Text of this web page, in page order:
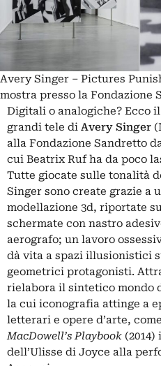
Avery Singer – Pictures
mostra presso la Fondazione
Digitali o analogiche? Ecco
grandi tele di Avery Singer
alla Fondazione Sandretto
cui Beatrix Ruf ha da poco
Tutte giocate sulle tonalità
Singer sono create grazie a
modellazione 3d, riportate
schermate con nastro
aerografo; un lavoro
dà vita a spazi illusionistici
geometrici protagonisti.
rielabora il sintetico mondo
la cui iconografia attinge a
letterari e opere d’arte,
MacDowell’s Playbook
dell’Ulisse di Joyce alla